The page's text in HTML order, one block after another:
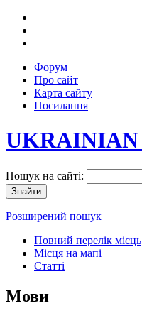
Форум
Про сайт
Карта сайту
Посилання
UKRAINIAN
Пошук на сайті:
Розширений пошук
Повний перелік місць
Місця на мапі
Статті
Мови